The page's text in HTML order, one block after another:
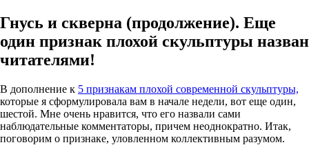
Гнусь и скверна (продолжение). Еще
один признак плохой скульптуры назван
читателями!
В дополнение к 5 признакам плохой современной скульптуры,
которые я сформулировала вам в начале недели, вот еще один,
шестой. Мне очень нравится, что его назвали сами
наблюдательные комментаторы, причем неоднократно. Итак,
поговорим о признаке, уловленном коллективным разумом.